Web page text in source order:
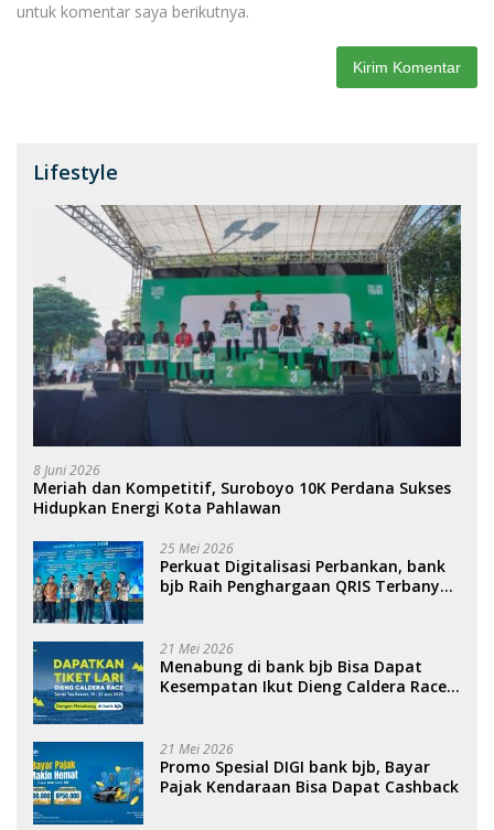
untuk komentar saya berikutnya.
Lifestyle
8 Juni 2026
Meriah dan Kompetitif, Suroboyo 10K Perdana Sukses
Hidupkan Energi Kota Pahlawan
25 Mei 2026
Perkuat Digitalisasi Perbankan, bank
bjb Raih Penghargaan QRIS Terbanyak
21 Mei 2026
Menabung di bank bjb Bisa Dapat
Kesempatan Ikut Dieng Caldera Race
21 Mei 2026
Promo Spesial DIGI bank bjb, Bayar
Pajak Kendaraan Bisa Dapat Cashback